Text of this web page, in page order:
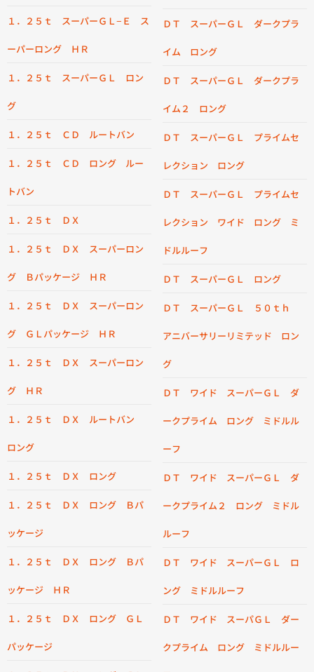
１．２５ｔ スーパーＧＬ−Ｅ ス
ーパーロング ＨＲ
１．２５ｔ スーパーＧＬ ロン
グ
１．２５ｔ ＣＤ ルートバン
１．２５ｔ ＣＤ ロング ルー
トバン
１．２５ｔ ＤＸ
１．２５ｔ ＤＸ スーパーロン
グ Ｂパッケージ ＨＲ
１．２５ｔ ＤＸ スーパーロン
グ ＧＬパッケージ ＨＲ
１．２５ｔ ＤＸ スーパーロン
グ ＨＲ
１．２５ｔ ＤＸ ルートバン
ロング
１．２５ｔ ＤＸ ロング
１．２５ｔ ＤＸ ロング Ｂパ
ッケージ
１．２５ｔ ＤＸ ロング Ｂパ
ッケージ ＨＲ
１．２５ｔ ＤＸ ロング ＧＬ
パッケージ
ＤＴ スーパーＧＬ ダークプラ
イム ロング
ＤＴ スーパーＧＬ ダークプラ
イム２ ロング
ＤＴ スーパーＧＬ プライムセ
レクション ロング
ＤＴ スーパーＧＬ プライムセ
レクション ワイド ロング ミ
ドルルーフ
ＤＴ スーパーＧＬ ロング
ＤＴ スーパーＧＬ ５０ｔｈ
アニバーサリーリミテッド ロン
グ
ＤＴ ワイド スーパーＧＬ ダ
ークプライム ロング ミドルル
ーフ
ＤＴ ワイド スーパーＧＬ ダ
ークプライム２ ロング ミドル
ルーフ
ＤＴ ワイド スーパーＧＬ ロ
ング ミドルルーフ
ＤＴ ワイド スーパＧＬ ダー
クプライム ロング ミドルルー